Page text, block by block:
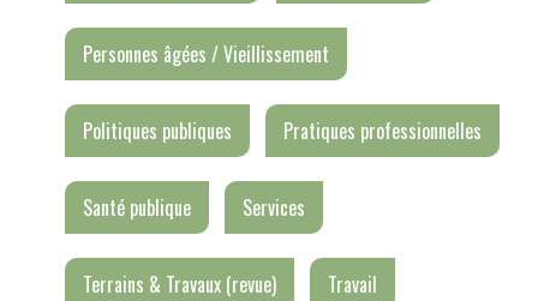
Personnes âgées / Vieillissement
Politiques publiques Pratiques professionnelles
Santé publique Services
Terrains & Travaux (revue) Travail